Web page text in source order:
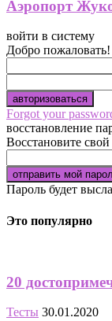
Аэропорт
войти в систему
Добро
Forgot your
восстановление
Восстановите
Пароль будет
Это популярно
20
Тесты 30.01.2020